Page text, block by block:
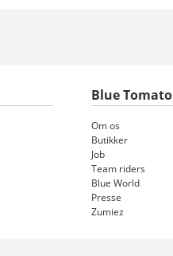
Blue Tomato
Om os
Butikker
Job
Team riders
Blue World
Presse
Zumiez